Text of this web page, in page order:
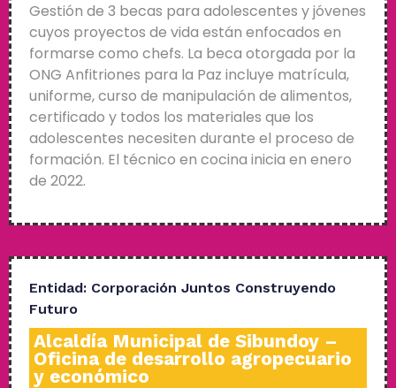
Gestión de 3 becas para adolescentes y jóvenes
cuyos proyectos de vida están enfocados en
formarse como chefs. La beca otorgada por la
ONG Anfitriones para la Paz incluye matrícula,
uniforme, curso de manipulación de alimentos,
certificado y todos los materiales que los
adolescentes necesiten durante el proceso de
formación. El técnico en cocina inicia en enero
de 2022.
Entidad: Corporación Juntos Construyendo
Futuro
Alcaldía Municipal de Sibundoy –
Oficina de desarrollo agropecuario
y económico